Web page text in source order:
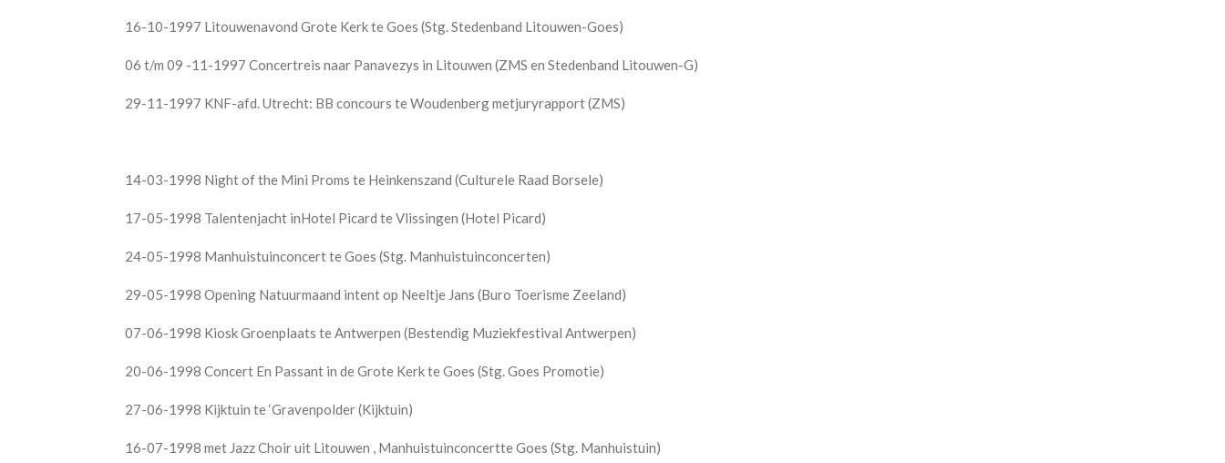
16-10-1997 Litouwenavond Grote Kerk te Goes (Stg. Stedenband Litouwen-Goes)
06 t/m 09 -11-1997 Concertreis naar Panavezys in Litouwen (ZMS en Stedenband Litouwen-G)
29-11-1997 KNF-afd. Utrecht: BB concours te Woudenberg metjuryrapport (ZMS)
14-03-1998 Night of the Mini Proms te Heinkenszand (Culturele Raad Borsele)
17-05-1998 Talentenjacht inHotel Picard te Vlissingen (Hotel Picard)
24-05-1998 Manhuistuinconcert te Goes (Stg. Manhuistuinconcerten)
29-05-1998 Opening Natuurmaand intent op Neeltje Jans (Buro Toerisme Zeeland)
07-06-1998 Kiosk Groenplaats te Antwerpen (Bestendig Muziekfestival Antwerpen)
20-06-1998 Concert En Passant in de Grote Kerk te Goes (Stg. Goes Promotie)
27-06-1998 Kijktuin te ‘Gravenpolder (Kijktuin)
16-07-1998 met Jazz Choir uit Litouwen , Manhuistuinconcertte Goes (Stg. Manhuistuin)